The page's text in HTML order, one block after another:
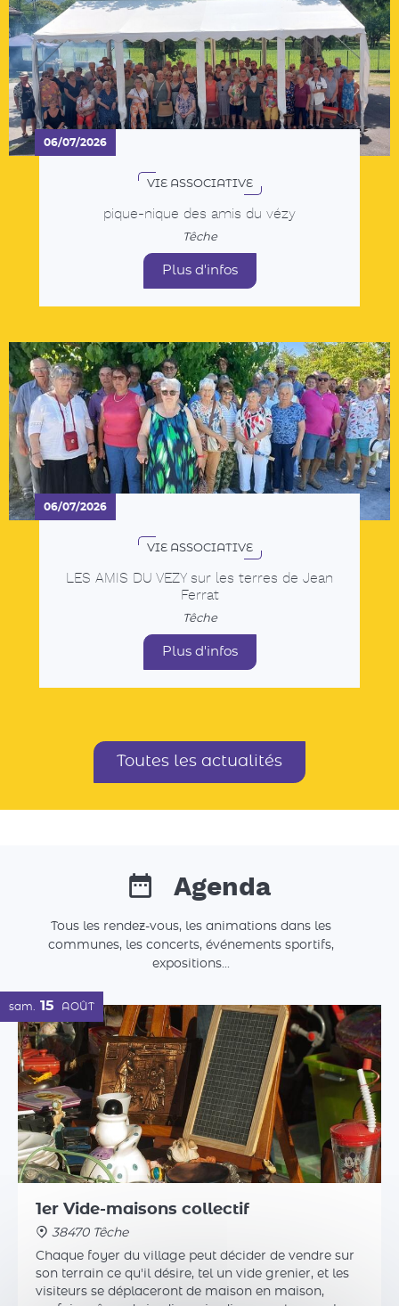
pique-nique des amis du vézy
Têche
Plus d'infos
06/07/2026
VIE ASSOCIATIVE
LES AMIS DU VEZY sur les terres de Jean
Ferrat
Têche
Plus d'infos
Toutes les actualités
Tous les rendez-vous, les animations dans les
expositions...
1er Vide-maisons collectif
38470 Têche
Chaque foyer du village peut décider de vendre sur
son terrain ce qu'il désire, tel un vide grenier, et les
visiteurs se déplaceront de maison en maison,
parfois même de jardin en jardin, pour trouver la
bonne affaire.
27 SEPT.